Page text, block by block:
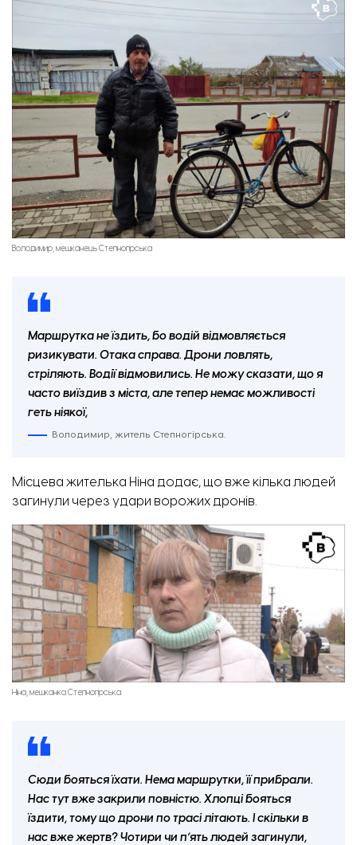
Володимир, мешканець Степногірська
Маршрутка не їздить, бо водій відмовляється
ризикувати. Отака справа. Дрони ловлять,
стріляють. Водії відмовились. Не можу сказати, що я
часто виїздив з міста, але тепер немає можливості
геть ніякої,
Володимир, житель Степногірська.
Місцева жителька Ніна додає, що вже кілька людей
загинули через удари ворожих дронів.
Ніна, мешканка Степногірська.
Сюди бояться їхати. Нема маршрутки, її прибрали.
Нас тут вже закрили повністю. Хлопці бояться
їздити, тому що дрони по трасі літають. І скільки в
нас вже жертв? Чотири чи пʼять людей загинули,